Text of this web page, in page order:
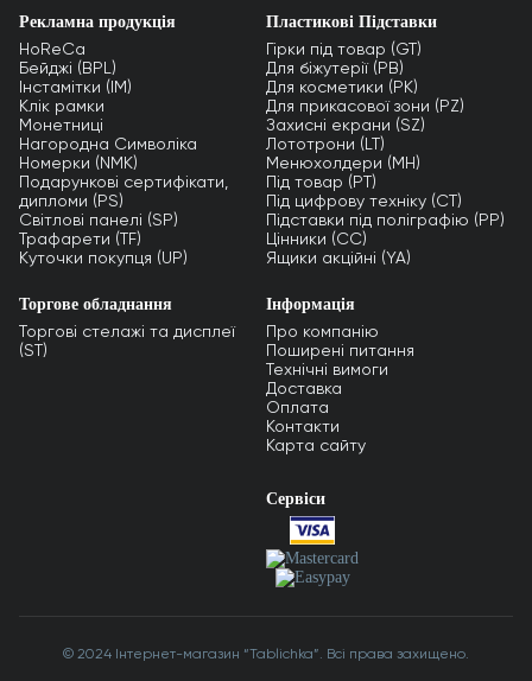
Рекламна продукція
HoReCa
Бейджі (BPL)
Інстамітки (IM)
Клік рамки
Монетниці
Нагородна Символіка
Номерки (NMK)
Подарункові сертифікати,
дипломи (PS)
Світлові панелі (SP)
Трафарети (TF)
Куточки покупця (UP)
Пластикові Підставки
Гірки під товар (GT)
Для біжутерії (PB)
Для косметики (PK)
Для прикасової зони (PZ)
Захисні екрани (SZ)
Лототрони (LT)
Менюхолдери (MH)
Під товар (PT)
Під цифрову техніку (CT)
Підставки під поліграфію (PP)
Цінники (СС)
Ящики акційні (YA)
Торгове обладнання
Торгові стелажі та дисплеї
(ST)
Інформація
Про компанію
Поширені питання
Технічні вимоги
Доставка
Оплата
Контакти
Карта сайту
Сервіси
© 2024 Інтернет-магазин “Tablichka”. Всі права захищено.